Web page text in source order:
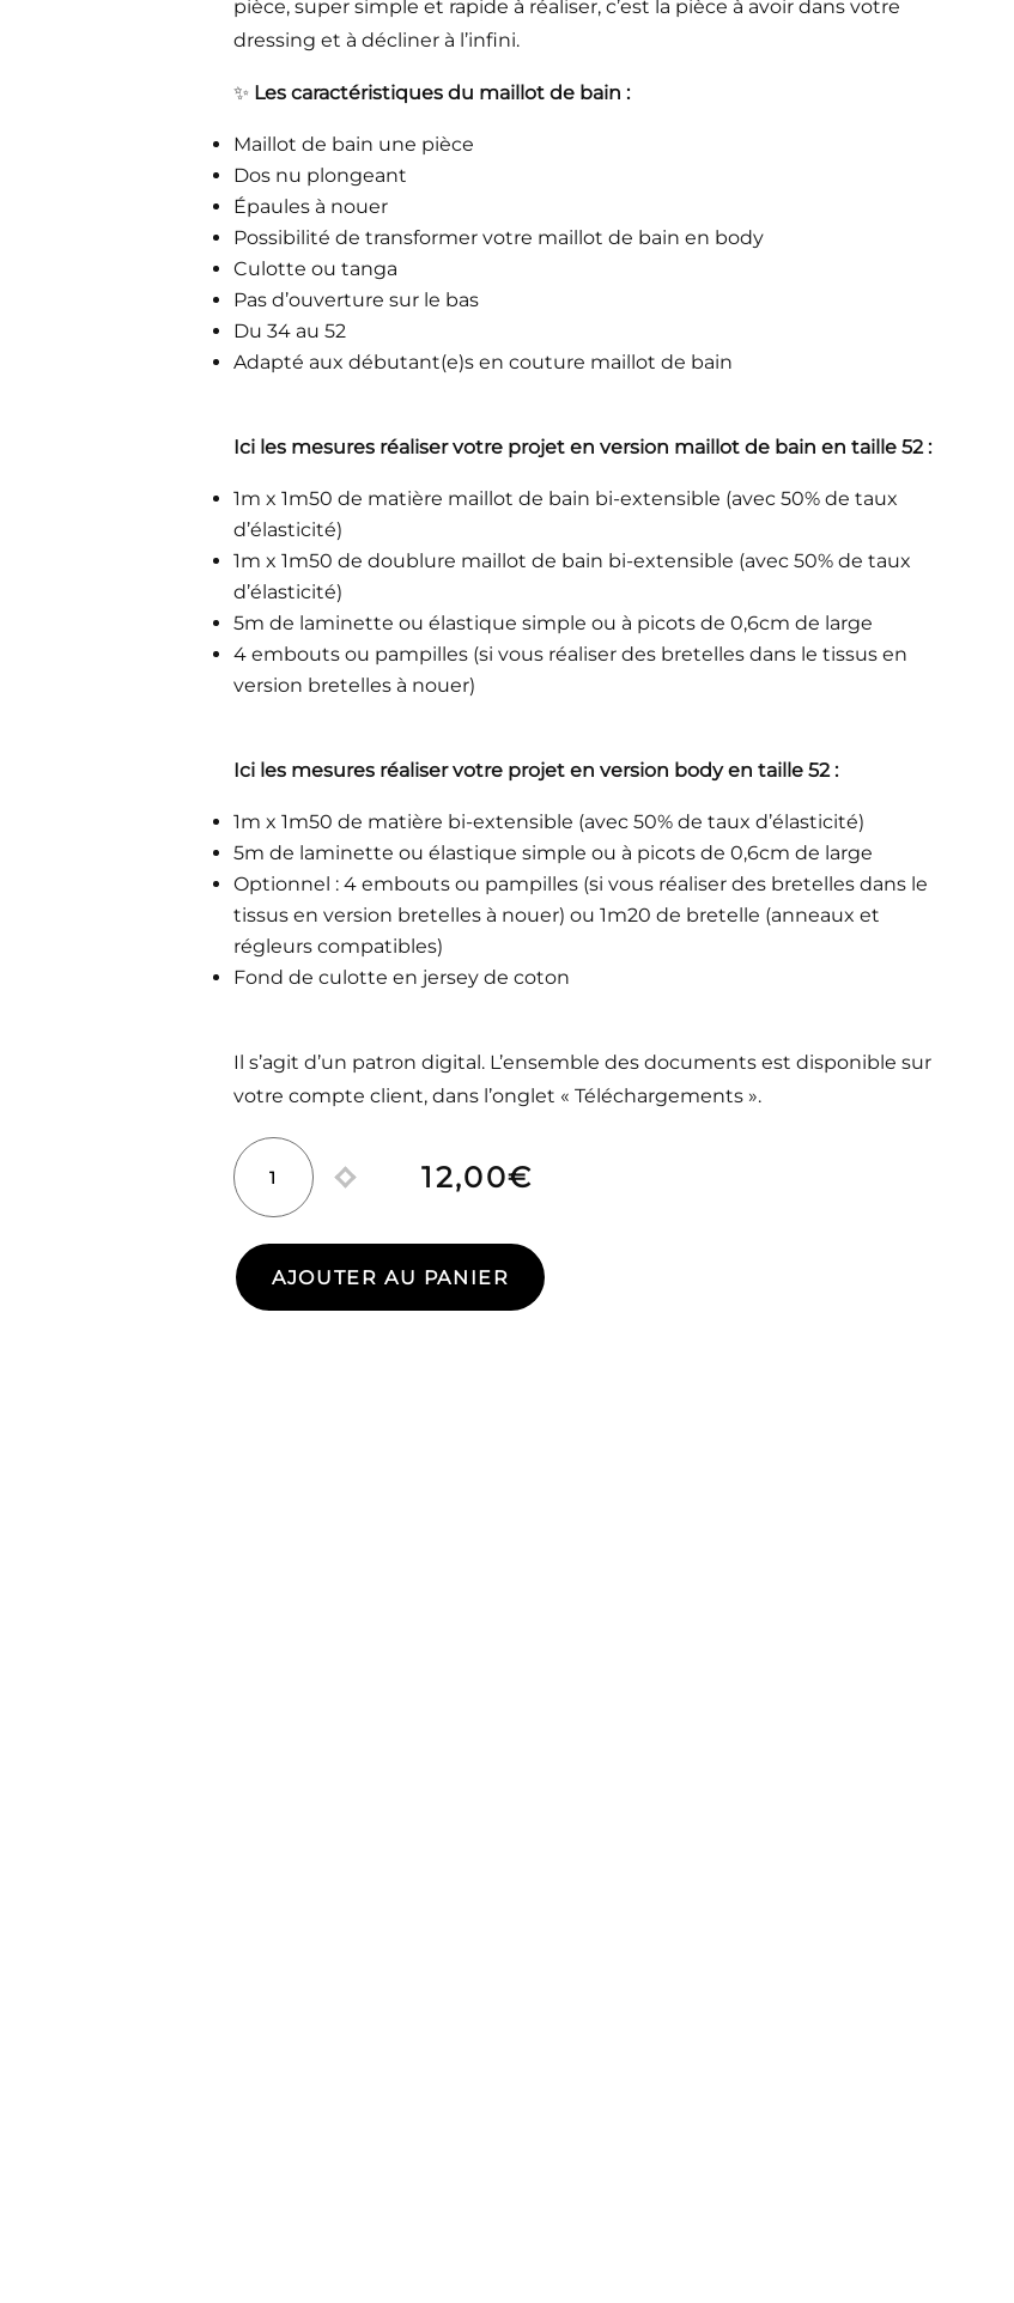
pièce, super simple et rapide à réaliser, c’est la pièce à avoir dans votre
dressing et à décliner à l’infini.
✨ Les caractéristiques du maillot de bain :
Maillot de bain une pièce
Dos nu plongeant
Épaules à nouer
Possibilité de transformer votre maillot de bain en body
Culotte ou tanga
Pas d’ouverture sur le bas
Du 34 au 52
Adapté aux débutant(e)s en couture maillot de bain
Ici les mesures réaliser votre projet en version maillot de bainentaille 52:
1m x 1m50 de matière maillot de bain bi-extensible (avec 50% de taux
d’élasticité)
1m x 1m50 de doublure maillot de bain bi-extensible (avec 50% de taux
d’élasticité)
5m de laminette ou élastique simple ou à picots de 0,6cm de large
4 embouts ou pampilles (si vous réaliser des bretelles dans le tissus en
version bretelles à nouer)
Ici les mesures réaliser votre projet en version bodyentaille 52:
1m x 1m50 de matière bi-extensible (avec 50% de taux d’élasticité)
5m de laminette ou élastique simple ou à picots de 0,6cm de large
Optionnel : 4 embouts ou pampilles (si vous réaliser des bretelles dans le
tissus en version bretelles à nouer) ou 1m20 de bretelle (anneaux et
régleurs compatibles)
Fond de culotte en jersey de coton
Il s’agit d’un patron digital. L’ensemble des documents est disponible sur
votre compte client, dans l’onglet « Téléchargements ».
quantité
Muse
12,00€
AJOUTER AU PANIER